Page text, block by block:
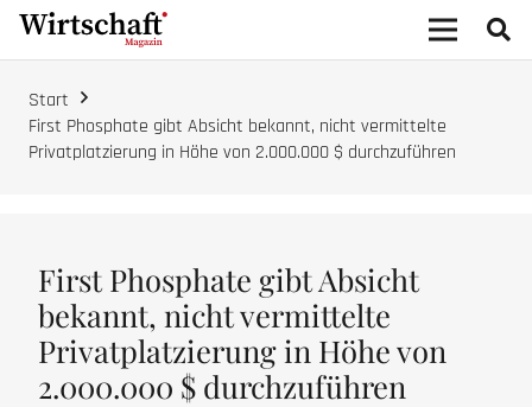
Start
First Phosphate gibt Absicht bekannt, nicht vermittelte
Privatplatzierung in Höhe von 2.000.000 $ durchzuführen
First Phosphate gibt Absicht
bekannt, nicht vermittelte
Privatplatzierung in Höhe von
2.000.000 $ durchzuführen